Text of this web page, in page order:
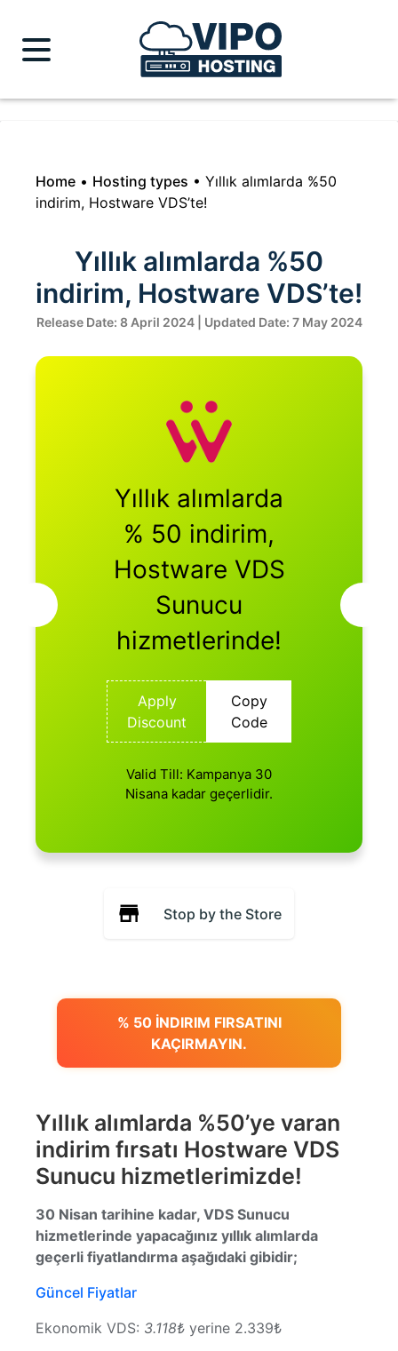
Home • Hosting types • Yıllık alımlarda %50
indirim, Hostware VDS’te!
Yıllık alımlarda %50
indirim, Hostware VDS’te!
Release Date: 8 April 2024 | Updated Date: 7 May 2024
Yıllık alımlarda
% 50 indirim,
Hostware VDS
Sunucu
hizmetlerinde!
Apply
Discount
Copy
Code
Valid Till: Kampanya 30
Nisana kadar geçerlidir.
Stop by the Store
% 50 İNDIRIM FIRSATINI
KAÇIRMAYIN.
Yıllık alımlarda %50’ye varan
indirim fırsatı Hostware VDS
Sunucu hizmetlerimizde!
30 Nisan tarihine kadar, VDS Sunucu
hizmetlerinde yapacağınız yıllık alımlarda
geçerli fiyatlandırma aşağıdaki gibidir;
Güncel Fiyatlar
Ekonomik VDS: 3.118₺ yerine 2.339₺